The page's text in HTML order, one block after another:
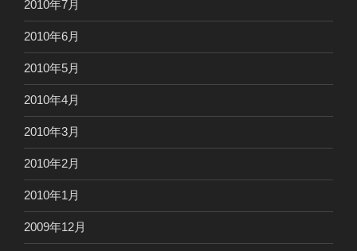
2010年7月
2010年6月
2010年5月
2010年4月
2010年3月
2010年2月
2010年1月
2009年12月